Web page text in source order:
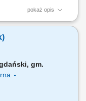
pokaż opis
z aluminium
technicznym;
Przestrzeganie zasad
gm.